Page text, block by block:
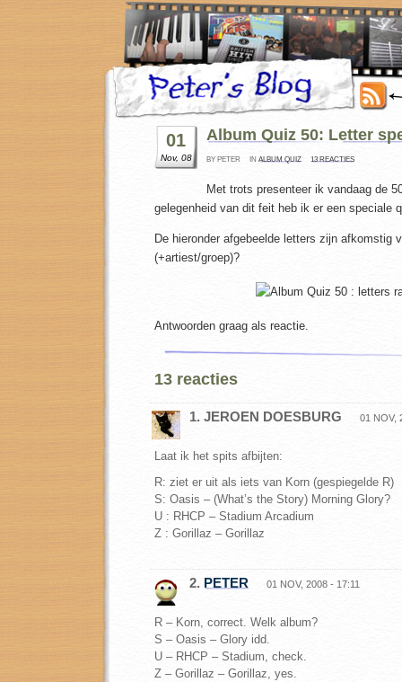
01
Nov, 08
Album Quiz 50: Letter
BY PETER IN ALBUM QUIZ 13 REACTIES
Met trots presenteer ik vandaag de
gelegenheid van dit feit heb ik er een speciale
De hieronder afgebeelde letters zijn afkomstig
(+artiest/groep)?
Antwoorden graag als reactie.
13 reacties
1. JEROEN DOESBURG 01 NOV,
Laat ik het spits afbijten:
R: ziet er uit als iets van Korn (gespiegelde R)
S: Oasis – (What’s the Story) Morning Glory?
U : RHCP – Stadium Arcadium
Z : Gorillaz – Gorillaz
2. PETER 01 NOV, 2008 - 17:11
R – Korn, correct. Welk album?
S – Oasis – Glory idd.
U – RHCP – Stadium, check.
Z – Gorillaz – Gorillaz, yes.